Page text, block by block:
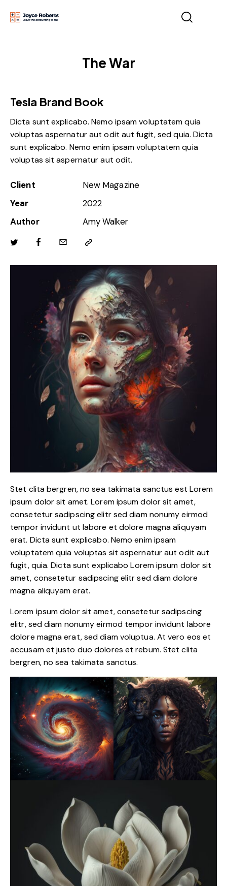
The War
Tesla Brand Book
Dicta sunt explicabo. Nemo ipsam voluptatem quia
voluptas aspernatur aut odit aut fugit, sed quia. Dicta
sunt explicabo. Nemo enim ipsam voluptatem quia
voluptas sit aspernatur aut odit.
Client
New Magazine
Year
2022
Author
Amy Walker
Stet clita bergren, no sea takimata sanctus est Lorem
ipsum dolor sit amet. Lorem ipsum dolor sit amet,
consetetur sadipscing elitr sed diam nonumy eirmod
tempor invidunt ut labore et dolore magna aliquyam
erat. Dicta sunt explicabo. Nemo enim ipsam
voluptatem quia voluptas sit aspernatur aut odit aut
fugit, quia. Dicta sunt explicabo Lorem ipsum dolor sit
amet, consetetur sadipscing elitr sed diam dolore
magna aliquyam erat.
Lorem ipsum dolor sit amet, consetetur sadipscing
elitr, sed diam nonumy eirmod tempor invidunt labore
dolore magna erat, sed diam voluptua. At vero eos et
accusam et justo duo dolores et rebum. Stet clita
bergren, no sea takimata sanctus.